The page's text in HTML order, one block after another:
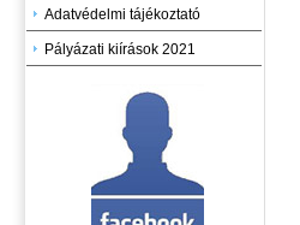
Adatvédelmi tájékoztató
Pályázati kiírások 2021